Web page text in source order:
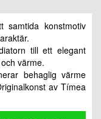
samtida konstmotiv
till ett elegant
värme.
behaglig värme
av Tímea